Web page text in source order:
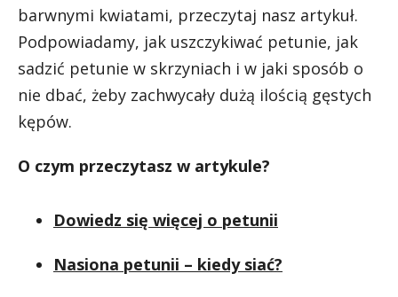
barwnymi kwiatami, przeczytaj nasz artykuł.
Podpowiadamy, jak uszczykiwać petunie, jak
sadzić petunie w skrzyniach i w jaki sposób o
nie dbać, żeby zachwycały dużą ilością gęstych
kępów.
O czym przeczytasz w artykule?
Dowiedz się więcej o petunii
Nasiona petunii – kiedy siać?